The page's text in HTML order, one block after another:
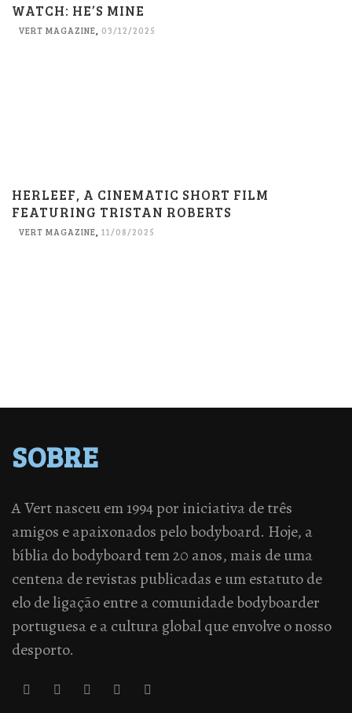
WATCH: HE’S MINE
VERT MAGAZINE, 03/12/2025
HERLEEF, A CINEMATIC SHORT FILM
FEATURING TRISTAN ROBERTS
VERT MAGAZINE, 11/08/2025
SOBRE
A Vert nasceu em 1994 por iniciativa de três
amigos e apaixonados pelo bodyboard. Hoje, a
bíblia do bodyboard tem 20 anos, mais de uma
centena de revistas publicadas e um estatuto de
elo de ligação entre a comunidade bodyboarder
portuguesa e a cultura global que envolve o nosso
desporto.